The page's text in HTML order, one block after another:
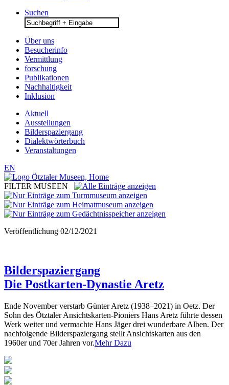
Suchen
Search
for:
Über uns
Besucherinfo
Vermittlung
forschung
Publikationen
Nachhaltigkeit
Inklusion
Aktuell
Ausstellungen
Bilderspaziergang
Dialektwörterbuch
Veranstaltungen
EN
FILTER MUSEEN
Veröffentlichung 02/12/2021
Bilderspaziergang
Die Postkarten-Dynastie Aretz
Ende November verstarb Günter Aretz (1938–2021) in Oetz. Der
Sohn des Ötztaler Ansichtskarten-Pioniers Hans Aretz führte dessen
Werk weiter und vermachte Hans Jäger drei wunderbare Alben. Der
nachfolgende Bilderspaziergang stellt Ansichtskarten aus den
1960er und 70er Jahren vor.Mehr Dazu